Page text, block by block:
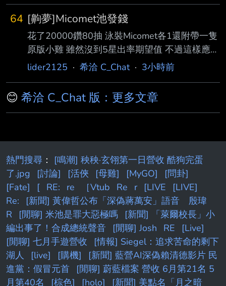
64 [齁夢]Micomet池發錢
花了20000鑽80抽 泳裝Micomet各1還附帶一隻
原版小雞 雖然沒到5星出率期望值 不過這樣應該
也算歐了吧 https://myppt.cc/ICUbh 發點小錢分
lider2125 · 希洽 C_Chat· 3小時前
😊 希洽 C_Chat 版：更多文章
熱門搜尋 ： [鳴潮] 秧秧·玄翎第一日營收 酷狗完蛋
了.jpg
[討論] [活俠 [母雞] [MyGO]
[問卦]
[Fate]
[ RE: re ［Vtub Re r [LIVE
[LIVE]
Re:
[新聞] 黃偉哲公布「深偽蔣萬安」語音 殷瑋
R
[閒聊] 米池是罪大惡極嗎
[新聞] 「萊爾校長」小
編出事了！合成總統聲音
[閒聊] Josh RE
[Live]
[閒聊] 七月手遊營收
[情報] Siegel：追求苦命的剩下
湖人
[live] [購機]
[新聞] 藍營AI深偽賴清德影片 民
進黨：假冒元首
[閒聊] 蔚藍檔案 營收 6月第21名 5
月第40名
[棕色] [holo]
[新聞] 美點名「月之暗